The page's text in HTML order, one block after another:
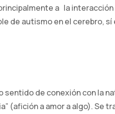
a la
de autismo en el cerebro,
sentido de conexión con la
(afición a amor a algo). Se